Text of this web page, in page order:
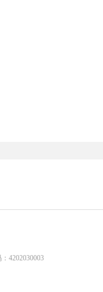
4202030003